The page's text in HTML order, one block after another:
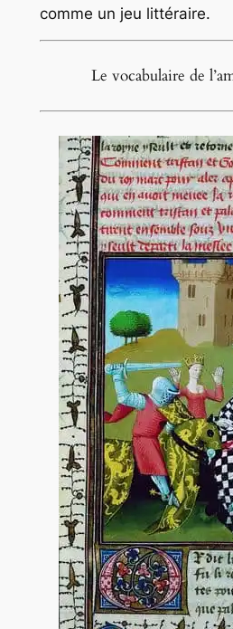
comme un jeu littéraire.
Le vocabulaire de